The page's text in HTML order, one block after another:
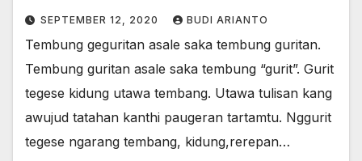
SEPTEMBER 12, 2020 BUDI ARIANTO
Tembung geguritan asale saka tembung guritan.
Tembung guritan asale saka tembung “gurit”. Gurit
tegese kidung utawa tembang. Utawa tulisan kang
awujud tatahan kanthi paugeran tartamtu. Nggurit
tegese ngarang tembang, kidung,rerepan…